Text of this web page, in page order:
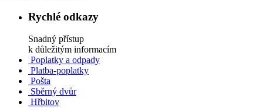
Rychlé odkazy
Snadný přístup
k důležitým informacím
Poplatky a odpady
Platba-poplatky
Pošta
Sběrný dvůr
Hřbitov